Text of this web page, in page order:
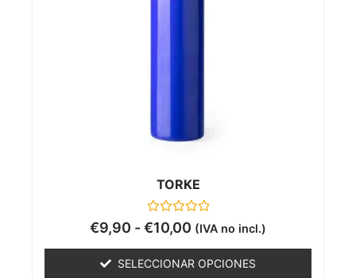
TORKE
Valorado
con
5
€9,90 -€10,00 (IVA no incl.)
SELECCIONAR OPCIONES